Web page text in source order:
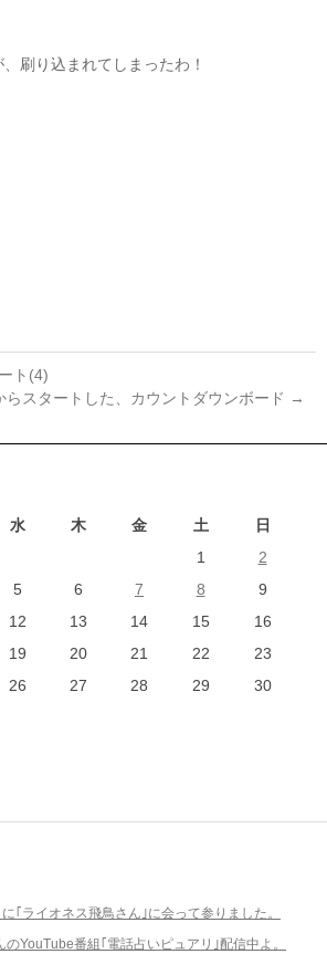
、刷り込まれてしまったわ！
ト(4)
らスタートした、カウントダウンボード →
水 木 金 土 日
1
2
5 6 7 8
9
12 13 14 15
16
19 20 21 22
23
26 27 28 29
30
｢ライオネス飛鳥さん｣に会って参りました。
YouTube番組｢電話占いピュアリ｣配信中よ。